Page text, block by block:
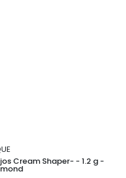
Cream Shaper- - 1.2 g -